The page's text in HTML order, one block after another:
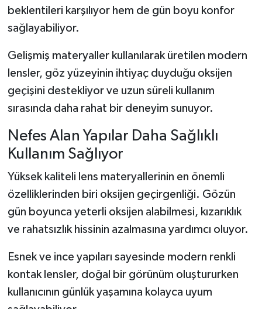
beklentileri karşılıyor hem de gün boyu konfor
sağlayabiliyor.
Gelişmiş materyaller kullanılarak üretilen modern
lensler, göz yüzeyinin ihtiyaç duyduğu oksijen
geçişini destekliyor ve uzun süreli kullanım
sırasında daha rahat bir deneyim sunuyor.
Nefes Alan Yapılar Daha Sağlıklı
Kullanım Sağlıyor
Yüksek kaliteli lens materyallerinin en önemli
özelliklerinden biri oksijen geçirgenliği. Gözün
gün boyunca yeterli oksijen alabilmesi, kızarıklık
ve rahatsızlık hissinin azalmasına yardımcı oluyor.
Esnek ve ince yapıları sayesinde modern renkli
kontak lensler, doğal bir görünüm oluştururken
kullanıcının günlük yaşamına kolayca uyum